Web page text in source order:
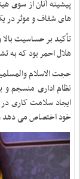
پیشینه آنان از سوی
های شفاف و موثر در
تأکید بر حساسیت
هلال احمر بود که به
حجت الاسلام
نظام اداری منسجم
ایجاد سلامت کاری
خود اختصاص می دهد